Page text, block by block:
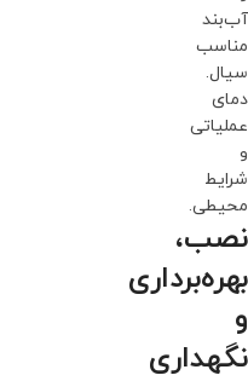
آب‌بند
مناسب
سیال.
دمای
عملیاتی
و
شرایط
محیطی.
نصب،
بهره‌برداری
و
نگهداری